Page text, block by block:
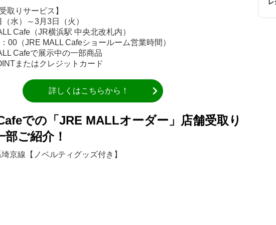
取りサービス】
水）～3月3日（火）
Cafe（JR横浜駅 中央北改札内）
00（JRE MALL Cafeショールーム営業時間）
Cafeで展示中の一部商品
またはクレジットカード
詳しくはこちらから！
での「JRE MALLオーダー」店舗受取り
ご紹介！
京線【ノベルティグッズ付き】